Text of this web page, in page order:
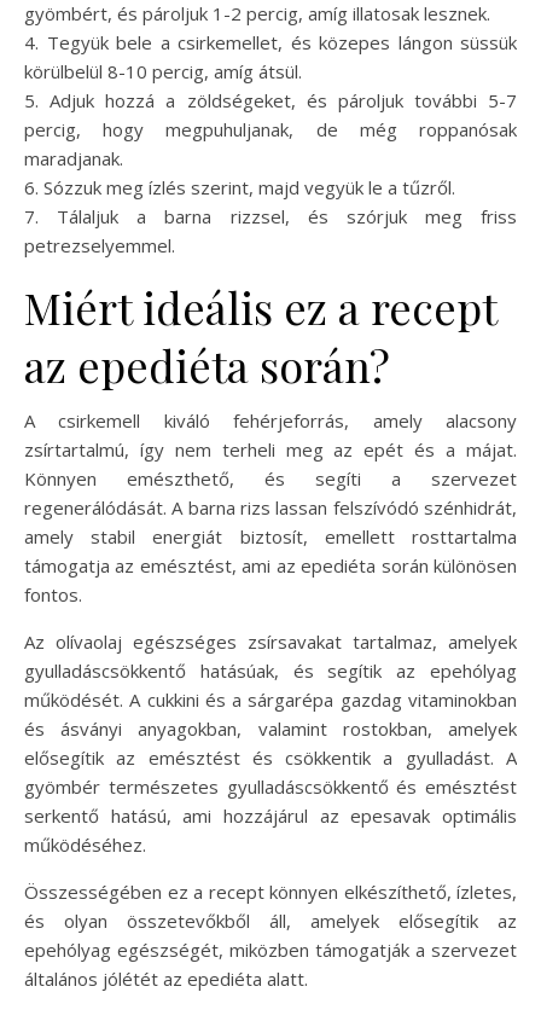
gyömbért, és pároljuk 1-2 percig, amíg illatosak lesznek.
4. Tegyük bele a csirkemellet, és közepes lángon süssük
körülbelül 8-10 percig, amíg átsül.
5. Adjuk hozzá a zöldségeket, és pároljuk további 5-7
percig, hogy megpuhuljanak, de még roppanósak
maradjanak.
6. Sózzuk meg ízlés szerint, majd vegyük le a tűzről.
7. Tálaljuk a barna rizzsel, és szórjuk meg friss
petrezselyemmel.
Miért ideális ez a recept
az epediéta során?
A csirkemell kiváló fehérjeforrás, amely alacsony
zsírtartalmú, így nem terheli meg az epét és a májat.
Könnyen emészthető, és segíti a szervezet
regenerálódását. A barna rizs lassan felszívódó szénhidrát,
amely stabil energiát biztosít, emellett rosttartalma
támogatja az emésztést, ami az epediéta során különösen
fontos.
Az olívaolaj egészséges zsírsavakat tartalmaz, amelyek
gyulladáscsökkentő hatásúak, és segítik az epehólyag
működését. A cukkini és a sárgarépa gazdag vitaminokban
és ásványi anyagokban, valamint rostokban, amelyek
elősegítik az emésztést és csökkentik a gyulladást. A
gyömbér természetes gyulladáscsökkentő és emésztést
serkentő hatású, ami hozzájárul az epesavak optimális
működéséhez.
Összességében ez a recept könnyen elkészíthető, ízletes,
és olyan összetevőkből áll, amelyek elősegítik az
epehólyag egészségét, miközben támogatják a szervezet
általános jólétét az epediéta alatt.